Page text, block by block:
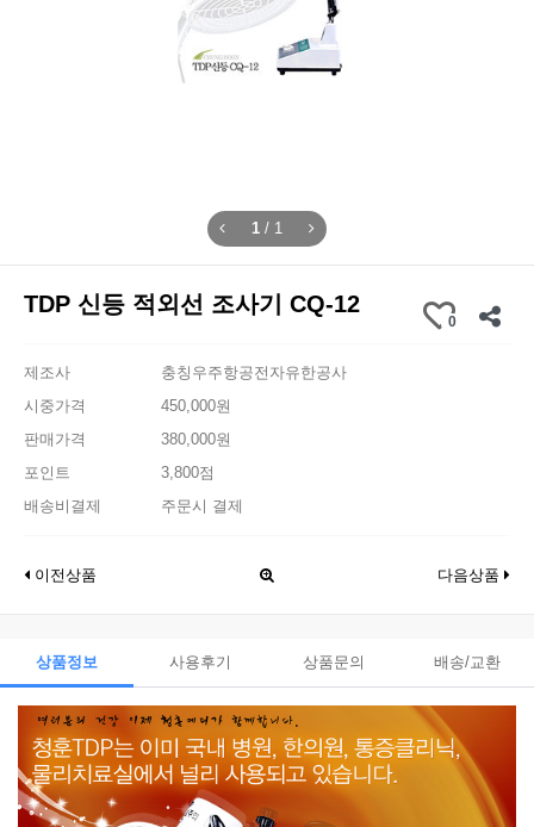
1 / 1
TDP 신등 적외선 조사기 CQ-12
0
제조사
충칭우주항공전자유한공사
시중가격
450,000원
판매가격
380,000원
포인트
3,800점
배송비결제
주문시 결제
이전상품 다음상품
상품정보 사용후기 상품문의 배송/교환